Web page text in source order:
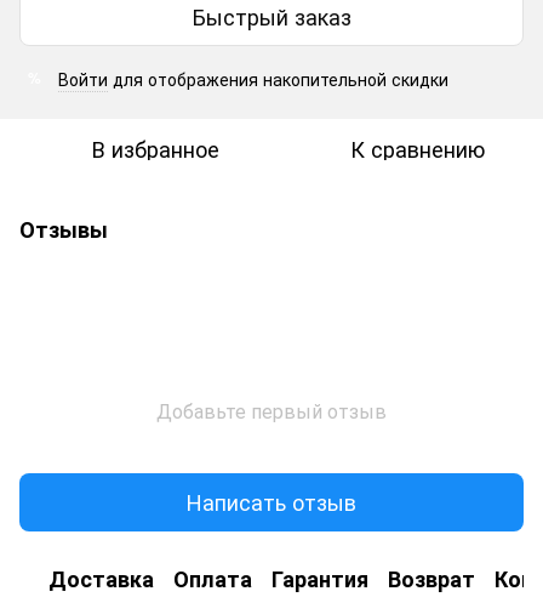
Быстрый заказ
Войти для отображения накопительной скидки
В избранное К сравнению
Отзывы
Добавьте первый отзыв
Написать отзыв
Доставка Оплата Гарантия Возврат